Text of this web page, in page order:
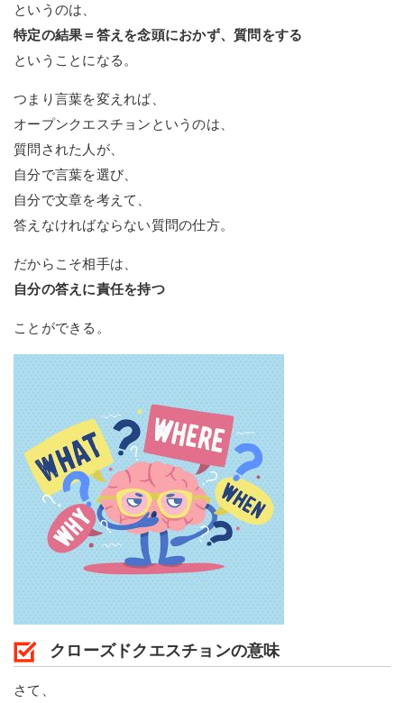
というのは、
特定の結果＝答えを念頭におかず、質問をする
ということになる。
つまり言葉を変えれば、
オープンクエスチョンというのは、
質問された人が、
自分で言葉を選び、
自分で文章を考えて、
答えなければならない質問の仕方。
だからこそ相手は、
自分の答えに責任を持つ
ことができる。
クローズドクエスチョンの意味
さて、